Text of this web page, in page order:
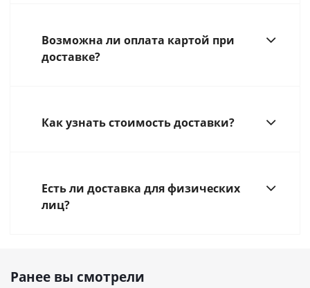
Возможна ли оплата картой при
доставке?
Как узнать стоимость доставки?
Есть ли доставка для физических
лиц?
Ранее вы смотрели